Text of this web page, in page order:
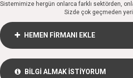
Sistemimize hergün onlarca farklı sektörden,
Sizde çok geçmeden
HEMEN FİRMANI EKLE
BİLGİ ALMAK İSTİYORUM